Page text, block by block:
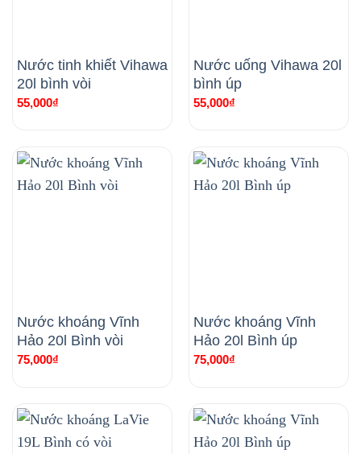
Nước tinh khiết Vihawa
20l bình vòi
55,000₫
Nước uống Vihawa 20l
bình úp
55,000₫
Nước khoáng Vĩnh
Hảo 20l Bình vòi
75,000₫
Nước khoáng Vĩnh
Hảo 20l Bình úp
75,000₫